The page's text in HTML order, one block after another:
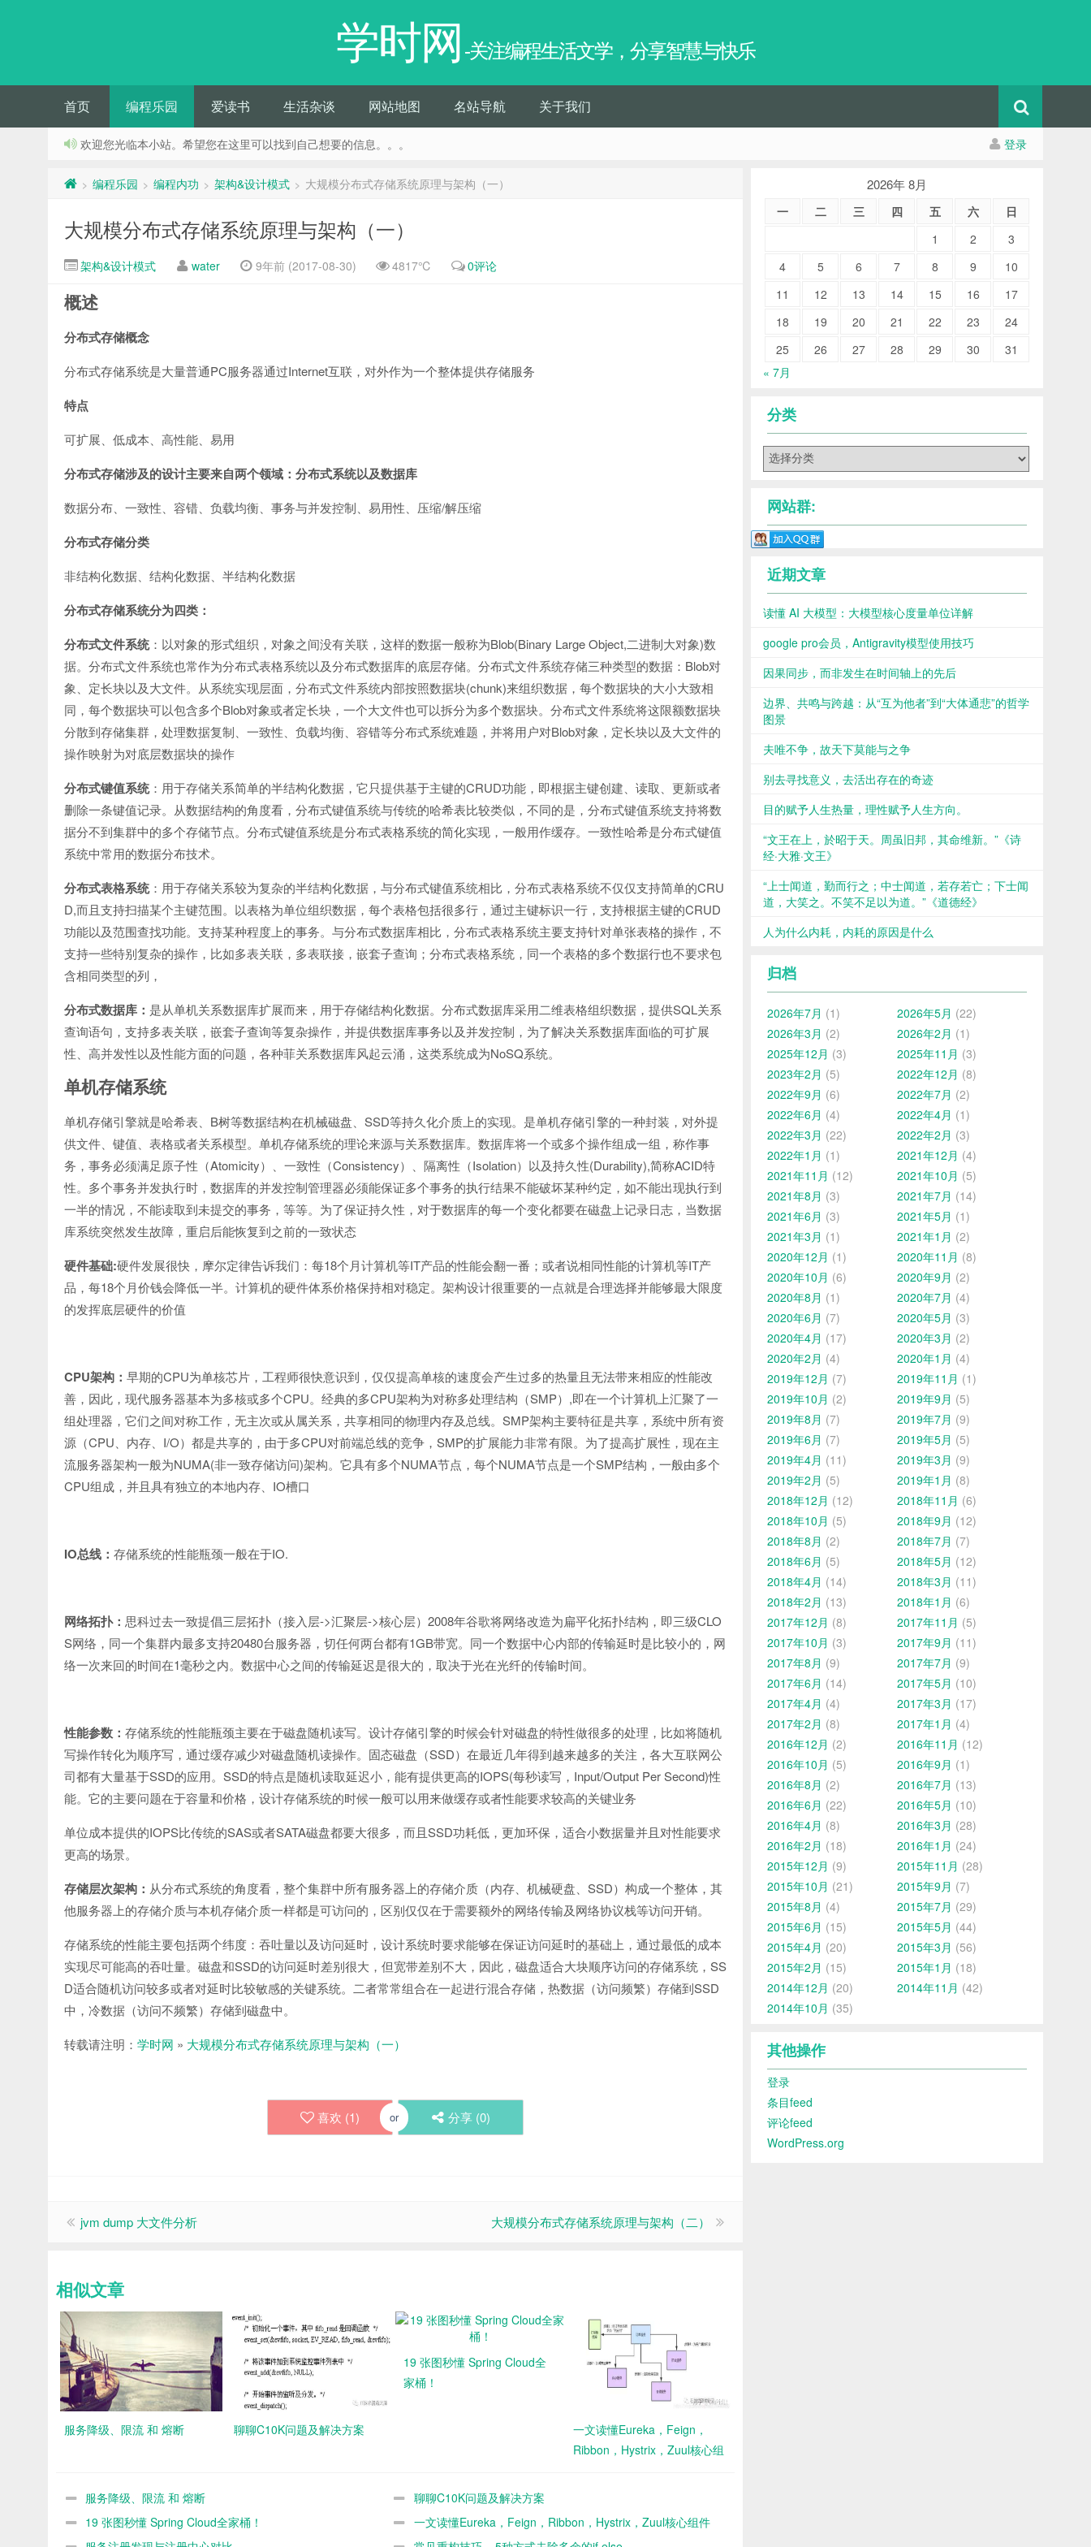
学时网 -关注编程生活文学，分享智慧与快乐
首页 编程乐园 爱读书 生活杂谈 网站地图 名站导航 关于我们
登录
欢迎您光临本小站。希望您在这里可以找到自己想要的信息。。。
> 编程乐园 > 编程内功 > 架构&设计模式 > 大规模分布式存储系统原理与架构（一）
大规模分布式存储系统原理与架构（一）
架构&设计模式 water 9年前 (2017-08-30) 4817℃ 0评论
概述
分布式存储概念
分布式存储系统是大量普通PC 服务器通过Internet互联，对外作为一个整体提供存储服务
特点
可扩展、低成本、高性能、易用
分布式存储涉及的设计主要来自两个领域：分布式系统以及数据库
数据分布、一致性、容错、负载均衡、事务与并发控制、易用性、压缩/解压缩
分布式存储分类
非结构化数据、结构化数据、半结构化数据
分布式存储系统分为四类：
分布式文件系统：以对象的形式组织，对象之间没有关联，这样的数据一般称为Blob(Binary Large Object,二进制大对象)数
据。分布式文件系统也常作为分布式表格系统以及分布式数据库的底层存储。分布式文件系统存储三种类型的数据： Blob对
象、定长块以及大文件。从系统实现层面，分布式文件系统内部按照数据块(chunk)来组织数据，每个数据块的大小大致相
同，每个数据块可以包含多个Blob对象或者定长块，一个大文件也可以拆分为多个数据块。分布式文件系统将这限额数据块
分散到存储集群，处理数据复制、一致性、负载均衡、容错等分布式系统难题，并将用户对Blob对象，定长块以及大文件的
操作映射为对底层数据块的操作
分布式键值系统：用于存储关系简单的半结构化数据，它只提供基于主键的CRUD功能，即根据主键创建、读取、更新或者
删除一条键值记录。从数据结构的角度看，分布式键值系统与传统的哈希表比较类似，不同的是，分布式键值系统支持将数
据分不到集群中的多个存储节点。分布式键值系统是分布式表格系统的简化实现，一般用作缓存。一致性哈希是分布式键值
系统中常用的数据分布技术。
分布式表格系统：用于存储关系较为复杂的半结构化数据，与分布式键值系统相比，分布式表格系统不仅仅支持简单的CRU
D,而且支持扫描某个主键范围。以表格为单位组织数据，每个表格包括很多行，通过主键标识一行，支持根据主键的CRUD
功能以及范围查找功能。支持某种程度上的事务。与分布式数据库相比，分布式表格系统主要支持针对单张表格的操作，不
支持一些特别复杂的操作，比如多表关联，多表联接，嵌套子查询；分布式表格系统，同一个表格的多个数据行也不要求包
含相同类型的列，
分布式数据库： 是从单机关系数据库扩展而来，用于存储结构化数据。分布式数据库采用二维表格组织数据，提供SQL关系
查询语句，支持多表关联，嵌套子查询等复杂操作，并提供数据库事务以及并发控制，为了解决关系数据库面临的可扩展
性、高并发性以及性能方面的问题，各种菲关系数据库风起云涌，这类系统成为NoSQ系统。
单机存储系统
单机存储引擎就是哈希表、 B树等数据结构在机械磁盘、 SSD等持久化介质上的实现。是单机存储引擎的一种封装，对外提
供文件、键值、表格或者关系模型。单机存储系统的理论来源与关系数据库。数据库将一个或多个操作组成一组，称作事
务，事务必须满足原子性（Atomicity）、一致性（Consistency）、隔离性（Isolation）以及持久性(Durability),简称ACID特
性。多个事务并发执行时，数据库的并发控制管理器必须能保证多个事务的执行结果不能破坏某种约定，如不能出现执行到
一半的情况，不能读取到未提交的事务，等等。为了保证持久性，对于数据库的每一个变化都要在磁盘上记录日志，当数据
库系统突然发生故障，重启后能恢复到之前的一致状态
硬件基础:硬件发展很快，摩尔定律告诉我们：每18个月计算机等IT产品的性能会翻一番；或者说相同性能的计算机等IT产
品，每18个月价钱会降低一半。计算机的硬件体系价格保持相对稳定。架构设计很重要的一点就是合理选择并能够最大限度
的发挥底层硬件的价值
CPU架构： 早期的CPU为单核芯片，工程师很快意识到，仅仅提高单核的速度会产生过多的热量且无法带来相应的性能改
善，因此，现代服务器基本为多核或多个CPU。经典的多CPU架构为对称多处理结构（SMP） ,即在一个计算机上汇聚了一
组处理器，它们之间对称工作，无主次或从属关系，共享相同的物理内存及总线。 SMP架构主要特征是共享，系统中所有资
源（CPU 、内存、 I/O）都是共享的，由于多CPU对前端总线的竞争， SMP的扩展能力非常有限。为了提高扩展性，现在主
流服务器架构一般为NUMA(非一致存储访问)架构。它具有多个NUMA节点，每个NUMA节点是一个SMP结构，一般由多个
CPU组成，并且具有独立的本地内存、 IO槽口
IO总线： 存储系统的性能瓶颈一般在于IO.
网络拓扑： 思科过去一致提倡三层拓扑（接入层->汇聚层->核心层） 2008年谷歌将网络改造为扁平化拓扑结构，即三级CLO
S网络，同一个集群内最多支持20480台服务器，切任何两台都有1GB带宽。同一个数据中心内部的传输延时是比较小的，网
络一次来回的时间在1毫秒之内。数据中心之间的传输延迟是很大的，取决于光在光纤的传输时间。
性能参数： 存储系统的性能瓶颈主要在于磁盘随机读写。设计存储引擎的时候会针对磁盘的特性做很多的处理，比如将随机
写操作转化为顺序写，通过缓存减少对磁盘随机读操作。固态磁盘（SSD）在最近几年得到越来越多的关注，各大互联网公
司都有大量基于SSD的应用。 SSD的特点是随机读取延迟小，能有提供更高的IOPS(每秒读写， Input/Output Per Second)性
能。它的主要问题在于容量和价格，设计存储系统的时候一般可以用来做缓存或者性能要求较高的关键业务
单位成本提供的IOPS比传统的SAS或者SATA磁盘都要大很多，而且 SSD功耗低，更加环保，适合小数据量并且对性能要求
更高的场景。
存储层次架构： 从分布式系统的角度看，整个集群中所有服务器上的存储介质（内存、机械硬盘、 SSD）构成一个整体，其
他服务器上的存储介质与本机存储介质一样都是可访问的，区别仅仅在于需要额外的网络传输及网络协议栈等访问开销。
存储系统的性能主要包括两个纬度：吞吐量以及访问延时，设计系统时要求能够在保证访问延时的基础上，通过最低的成本
实现尽可能高的吞吐量。磁盘和SSD的访问延时差别很大，但宽带差别不大，因此，磁盘适合大块顺序访问的存储系统， SS
D适合随机访问较多或者对延时比较敏感的关键系统。二者常常组合在一起进行混合存储，热数据（访问频繁）存储到 SSD
中，冷数据（访问不频繁）存储到磁盘中。
转载请注明： 学时网 » 大规模分布式存储系统原理与架构（一）
喜欢 (1) or 分享 (0)
jvm dump 大文件分析 大规模分布式存储系统原理与架构（二）
相似文章
服务降级、限流 和 熔断 聊聊C10K问题及解决方案
19 张图秒懂 Spring Cloud全
家桶！
一文读懂Eureka，Feign，
Ribbon，Hystrix，Zuul核心组
服务降级、限流 和 熔断
聊聊C10K问题及解决方案
19 张图秒懂 Spring Cloud全家桶！
一文读懂Eureka，Feign，Ribbon，Hystrix，Zuul核心组件
2026年 8月
一 二 三 四 五 六
日
1
2
3
4
5 6 7 8 9
10
11
12 13 14 15 16
17
18
19 20 21 22 23
24
25
26 27 28 29 30
31
« 7月
分类
网站群:
近期文章
读懂 AI 大模型：大模型核心度量单位详解
google pro会员，Antigravity模型使用技巧
因果同步，而非发生在时间轴上的先后
边界、共鸣与跨越：从“互为他者”到“大体通悲”的哲学
图景
夫唯不争，故天下莫能与之争
别去寻找意义，去活出存在的奇迹
目的赋予人生热量，理性赋予人生方向。
“文王在上，於昭于天。周虽旧邦，其命维新。”《诗
经·大雅·文王》
“上士闻道，勤而行之；中士闻道，若存若亡；下士闻
道，大笑之。不笑不足以为道。”《道德经》
人为什么内耗，内耗的原因是什么
归档
2026年7月 (1) 2026年5月 (22)
2026年3月 (2) 2026年2月 (1)
2025年12月 (3) 2025年11月 (3)
2023年2月 (5) 2022年12月 (8)
2022年9月 (6) 2022年7月 (2)
2022年6月 (4) 2022年4月 (1)
2022年3月 (22) 2022年2月 (3)
2022年1月 (1) 2021年12月 (4)
2021年11月 (12) 2021年10月 (5)
2021年8月 (3) 2021年7月 (14)
2021年6月 (3) 2021年5月 (1)
2021年3月 (1) 2021年1月 (2)
2020年12月 (1) 2020年11月 (8)
2020年10月 (6) 2020年9月 (2)
2020年8月 (1) 2020年7月 (4)
2020年6月 (7) 2020年5月 (3)
2020年4月 (17) 2020年3月 (2)
2020年2月 (4) 2020年1月 (4)
2019年12月 (7) 2019年11月 (1)
2019年10月 (2) 2019年9月 (5)
2019年8月 (7) 2019年7月 (9)
2019年6月 (7) 2019年5月 (5)
2019年4月 (11) 2019年3月 (9)
2019年2月 (5) 2019年1月 (8)
2018年12月 (12) 2018年11月 (6)
2018年10月 (5) 2018年9月 (12)
2018年8月 (2) 2018年7月 (7)
2018年6月 (5) 2018年5月 (12)
2018年4月 (14) 2018年3月 (11)
2018年2月 (13) 2018年1月 (6)
2017年12月 (8) 2017年11月 (5)
2017年10月 (3) 2017年9月 (11)
2017年8月 (9) 2017年7月 (9)
2017年6月 (14) 2017年5月 (10)
2017年4月 (4) 2017年3月 (17)
2017年2月 (8) 2017年1月 (4)
2016年12月 (2) 2016年11月 (12)
2016年10月 (5) 2016年9月 (1)
2016年8月 (2) 2016年7月 (13)
2016年6月 (22) 2016年5月 (10)
2016年4月 (8) 2016年3月 (28)
2016年2月 (18) 2016年1月 (24)
2015年12月 (9) 2015年11月 (28)
2015年10月 (21) 2015年9月 (7)
2015年8月 (4) 2015年7月 (29)
2015年6月 (15) 2015年5月 (44)
2015年4月 (20) 2015年3月 (56)
2015年2月 (15) 2015年1月 (18)
2014年12月 (20) 2014年11月 (42)
2014年10月 (35)
其他操作
登录
条目feed
评论feed
WordPress.org